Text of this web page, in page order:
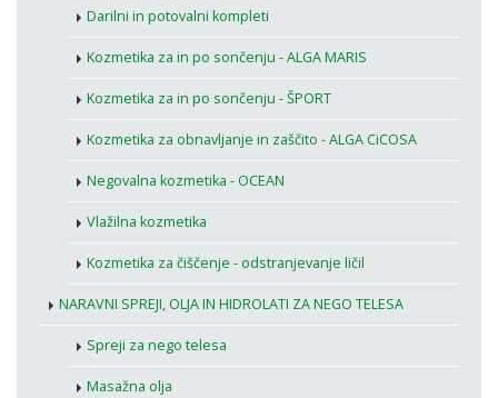
Darilni in potovalni kompleti
Kozmetika za in po sončenju - ALGA MARIS
Kozmetika za in po sončenju - ŠPORT
Kozmetika za obnavljanje in zaščito - ALGA CiCOSA
Negovalna kozmetika - OCEAN
Vlažilna kozmetika
Kozmetika za čiščenje - odstranjevanje ličil
NARAVNI SPREJI, OLJA IN HIDROLATI ZA NEGO TELESA
Spreji za nego telesa
Masažna olja